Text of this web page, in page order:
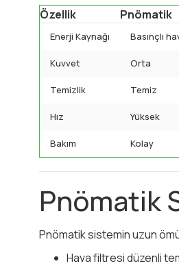
Özellik Pnömatik
Enerji Kaynağı Basınçlı
Kuvvet Orta
Temizlik Temiz
Hız Yüksek
Bakım Kolay
Pnömatik
Pnömatik sistemin uzun
Hava filtresi düzenli